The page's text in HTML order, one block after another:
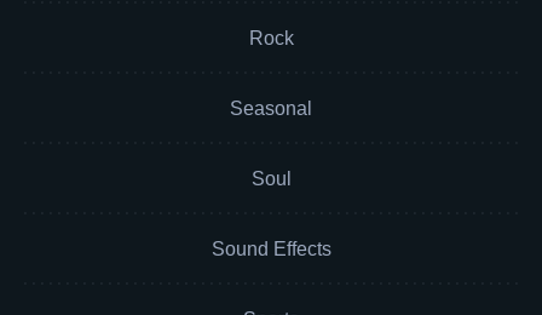
Rock
Seasonal
Soul
Sound Effects